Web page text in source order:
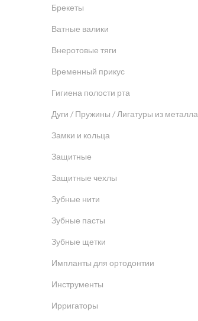
Брекеты
Ватные валики
Внеротовые тяги
Временный прикус
Гигиена полости рта
Дуги / Пружины / Лигатуры из металла
Замки и кольца
Защитные
Защитные чехлы
Зубные нити
Зубные пасты
Зубные щетки
Импланты для ортодонтии
Инструменты
Ирригаторы